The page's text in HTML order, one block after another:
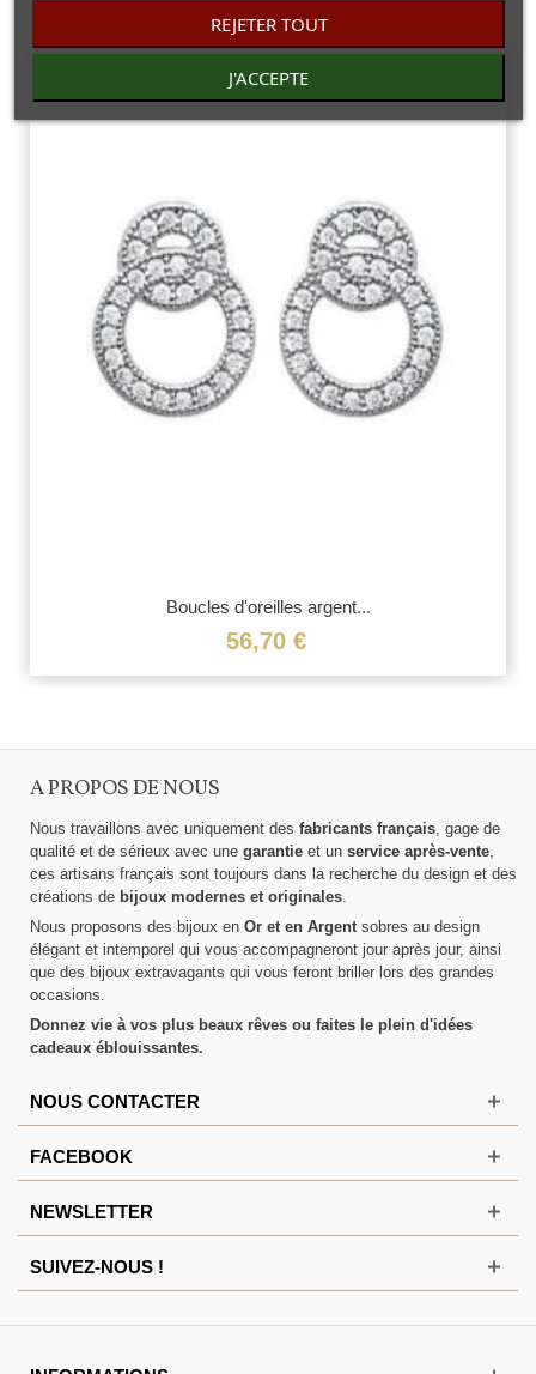
Boucles d'oreilles argent...
56,70 €
A PROPOS DE NOUS
Nous travaillons avec uniquement des fabricants français, gage de
qualité et de sérieux avec une garantie et un service après-vente,
ces artisans français sont toujours dans la recherche du design et des
créations de bijoux modernes et originales.
Nous proposons des bijoux en Or et en Argentsobres au design
élégant et intemporel qui vous accompagneront jour après jour, ainsi
que des bijoux extravagants qui vous feront briller lors des grandes
occasions.
Donnez vie à vos plus beaux rêves ou faites le plein d'idées
cadeaux éblouissantes.
NOUS CONTACTER
FACEBOOK
NEWSLETTER
SUIVEZ-NOUS !
REJETER TOUT
J'ACCEPTE